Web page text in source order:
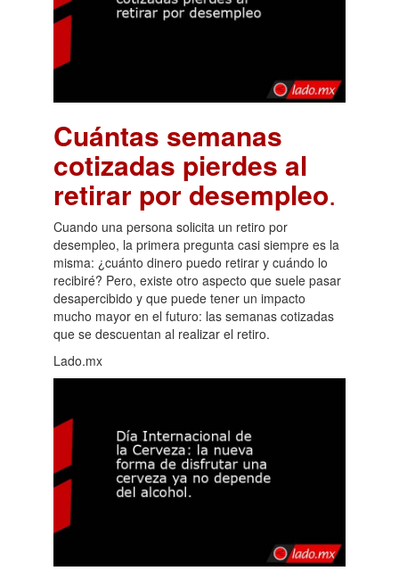
Cuántas semanas
cotizadas pierdes al
retirar por desempleo.
Cuando una persona solicita un retiro por
desempleo, la primera pregunta casi siempre es la
misma: ¿cuánto dinero puedo retirar y cuándo lo
recibiré? Pero, existe otro aspecto que suele pasar
desapercibido y que puede tener un impacto
mucho mayor en el futuro: las semanas cotizadas
que se descuentan al realizar el retiro.
Lado.mx